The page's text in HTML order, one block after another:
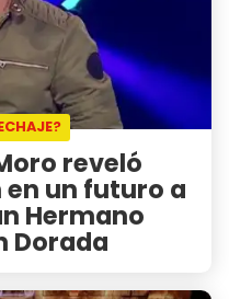
reveló
un futuro a
Hermano
Dorada